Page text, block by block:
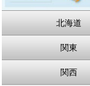
北海道
関東
関西